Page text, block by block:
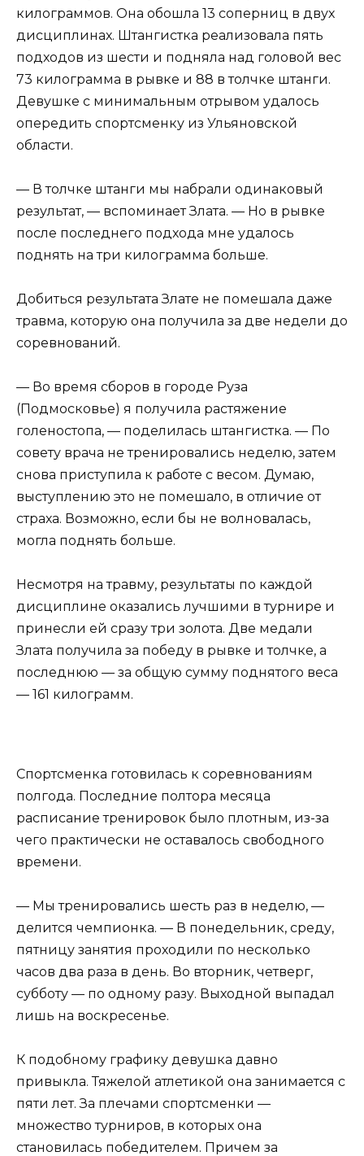
килограммов. Она обошла 13 соперниц в двух
дисциплинах. Штангистка реализовала пять
подходов из шести и подняла над головой вес
73 килограмма в рывке и 88 в толчке штанги.
Девушке с минимальным отрывом удалось
опередить спортсменку из Ульяновской
области.
— В толчке штанги мы набрали одинаковый
результат, — вспоминает Злата. — Но в рывке
после последнего подхода мне удалось
поднять на три килограмма больше.
Добиться результата Злате не помешала даже
травма, которую она получила за две недели до
соревнований.
— Во время сборов в городе Руза
(Подмосковье) я получила растяжение
голеностопа, — поделилась штангистка. — По
совету врача не тренировались неделю, затем
снова приступила к работе с весом. Думаю,
выступлению это не помешало, в отличие от
страха. Возможно, если бы не волновалась,
могла поднять больше.
Несмотря на травму, результаты по каждой
дисциплине оказались лучшими в турнире и
принесли ей сразу три золота. Две медали
Злата получила за победу в рывке и толчке, а
последнюю — за общую сумму поднятого веса
— 161 килограмм.
Спортсменка готовилась к соревнованиям
полгода. Последние полтора месяца
расписание тренировок было плотным, из-за
чего практически не оставалось свободного
времени.
— Мы тренировались шесть раз в неделю, —
делится чемпионка. — В понедельник, среду,
пятницу занятия проходили по несколько
часов два раза в день. Во вторник, четверг,
субботу — по одному разу. Выходной выпадал
лишь на воскресенье.
К подобному графику девушка давно
привыкла. Тяжелой атлетикой она занимается с
пяти лет. За плечами спортсменки —
множество турниров, в которых она
становилась победителем. Причем за